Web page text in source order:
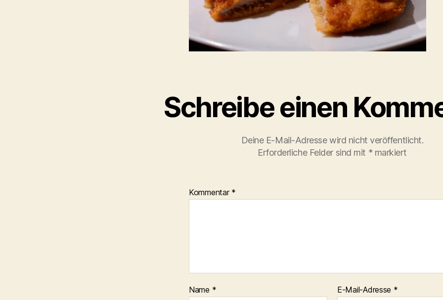
Schreibe einen
Deine E-Mail-Adresse wird nicht veröffentlicht.
Erforderliche Felder sind mit * markiert
Kommentar *
Name * E-Mail-Adresse *